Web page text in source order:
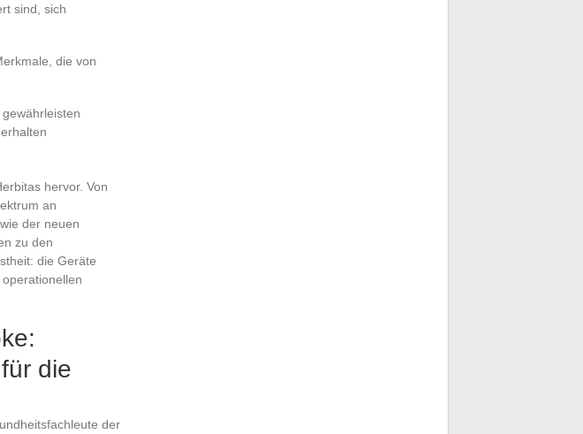
sind, sich
die von
hervor. Von
an
der neuen
zu den
die Geräte
die
der